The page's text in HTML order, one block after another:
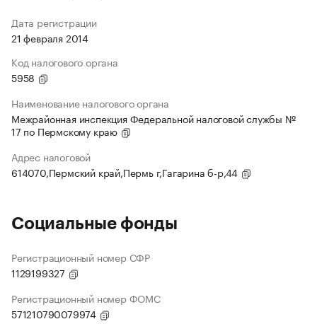
Дата регистрации
21 февраля 2014
Код налогового органа
5958
Наименование налогового органа
Межрайонная инспекция Федеральной налоговой службы №
17 по Пермскому краю
Адрес налоговой
614070,Пермский край,Пермь г,Гагарина б-р,44
Социальные фонды
Регистрационный номер СФР
1129199327
Регистрационный номер ФОМС
571210790079974